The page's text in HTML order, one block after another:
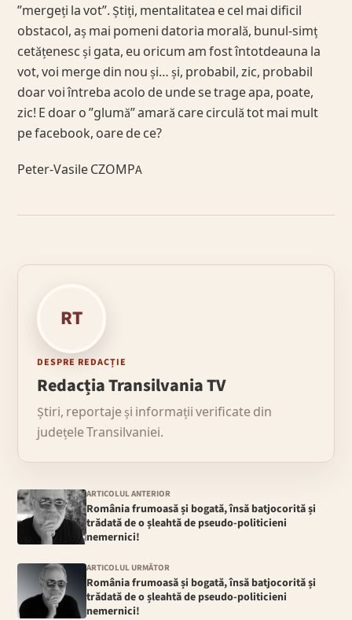
”mergeți la vot”. Știți, mentalitatea e cel mai dificil
obstacol, aș mai pomeni datoria morală, bunul-simț
cetățenesc și gata, eu oricum am fost întotdeauna la
vot, voi merge din nou și… și, probabil, zic, probabil
doar voi întreba acolo de unde se trage apa, poate,
zic! E doar o ”glumă” amară care circulă tot mai mult
pe facebook, oare de ce?
Peter-Vasile CZOMPA
RT
DESPRE REDACȚIE
Redacția Transilvania TV
Știri, reportaje și informații verificate din
județele Transilvaniei.
ARTICOLUL ANTERIOR
România frumoasă și bogată, însă batjocorită și
trădată de o șleahtă de pseudo-politicieni
nemernici!
ARTICOLUL URMĂTOR
România frumoasă și bogată, însă batjocorită și
trădată de o șleahtă de pseudo-politicieni
nemernici!